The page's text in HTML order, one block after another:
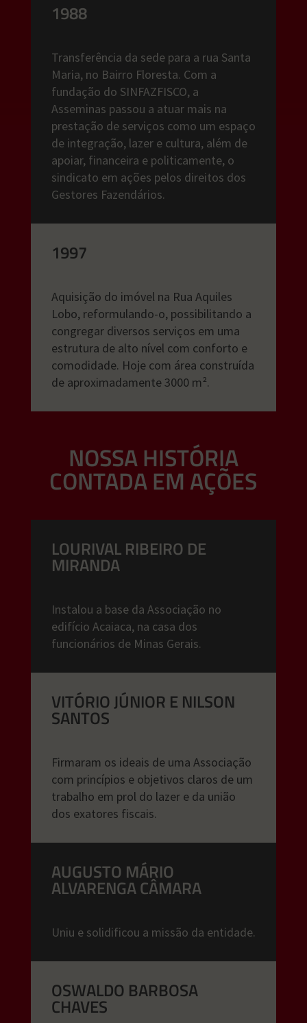
1988
Transferência da sede para a rua Santa
Maria, no Bairro Floresta. Com a
fundação do SINFAZFISCO, a
Asseminas passou a atuar mais na
prestação de serviços como um espaço
de integração, lazer e cultura, além de
apoiar, financeira e politicamente, o
sindicato em ações pelos direitos dos
Gestores Fazendários.
1997
Aquisição do imóvel na Rua Aquiles
Lobo, reformulando-o, possibilitando a
congregar diversos serviços em uma
estrutura de alto nível com conforto e
comodidade. Hoje com área construída
de aproximadamente 3000 m².
NOSSA HISTÓRIA
CONTADA EM AÇÕES
LOURIVAL RIBEIRO DE
MIRANDA
Instalou a base da Associação no
edifício Acaiaca, na casa dos
funcionários de Minas Gerais.
VITÓRIO JÚNIOR E NILSON
SANTOS
Firmaram os ideais de uma Associação
com princípios e objetivos claros de um
trabalho em prol do lazer e da união
dos exatores fiscais.
AUGUSTO MÁRIO
ALVARENGA CÂMARA
Uniu e solidificou a missão da entidade.
OSWALDO BARBOSA
CHAVES